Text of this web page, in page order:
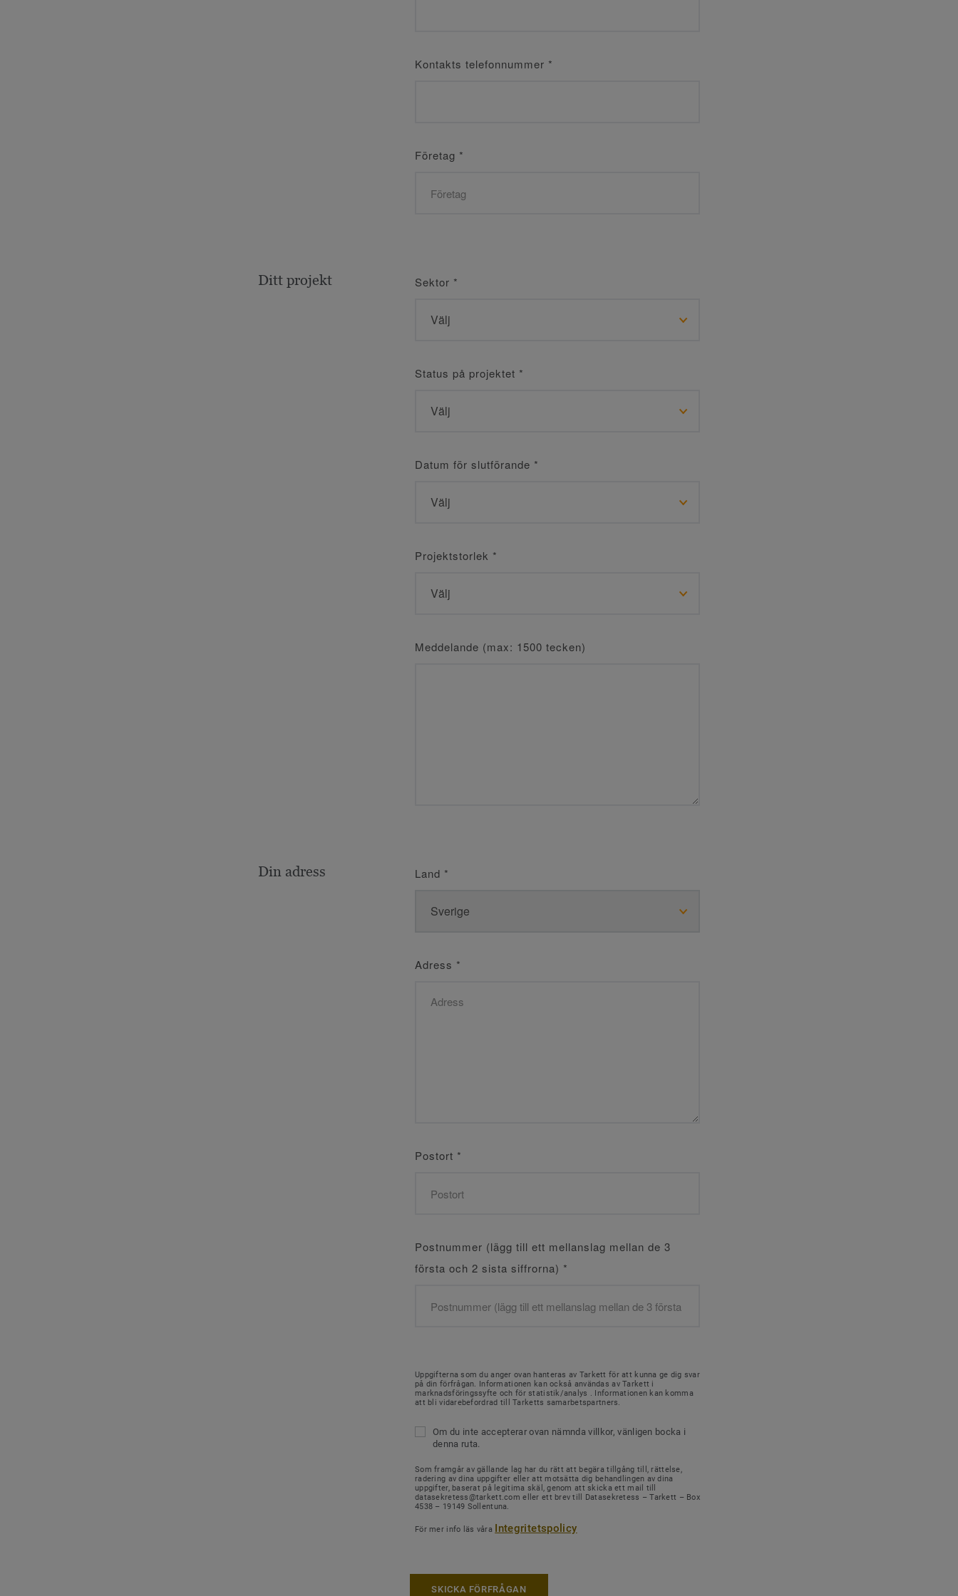
Kontakts telefonnummer *
Företag *
Ditt projekt Sektor *
Status på projektet *
Datum för slutförande *
Projektstorlek *
Meddelande (max: 1500 tecken)
Din adress Land *
Adress *
Postort *
Postnummer (lägg till ett mellanslag mellan de 3
första och 2 sista siffrorna) *
Uppgifterna som du anger ovan hanteras av Tarkett för att kunna ge dig svar
på din förfrågan. Informationen kan också användas av Tarkett i
marknadsföringssyfte och för statistik/analys . Informationen kan komma
att bli vidarebefordrad till Tarketts samarbetspartners.
Om du inte accepterar ovan nämnda villkor, vänligen bocka i
denna ruta.
Som framgår av gällande lag har du rätt att begära tillgång till, rättelse,
radering av dina uppgifter eller att motsätta dig behandlingen av dina
uppgifter, baserat på legitima skäl, genom att skicka ett mail till
datasekretess@tarkett.com eller ett brev till Datasekretess – Tarkett – Box
4538 – 19149 Sollentuna.
För mer info läs våra Integritetspolicy
SKICKA FÖRFRÅGAN